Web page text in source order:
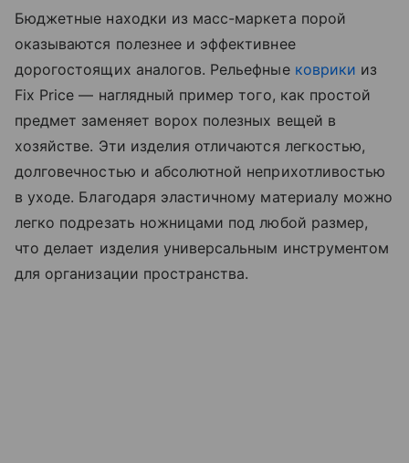
Бюджетные находки из масс-маркета порой
оказываются полезнее и эффективнее
дорогостоящих аналогов. Рельефные коврики из
Fix Price — наглядный пример того, как простой
предмет заменяет ворох полезных вещей в
хозяйстве. Эти изделия отличаются легкостью,
долговечностью и абсолютной неприхотливостью
в уходе. Благодаря эластичному материалу можно
легко подрезать ножницами под любой размер,
что делает изделия универсальным инструментом
для организации пространства.